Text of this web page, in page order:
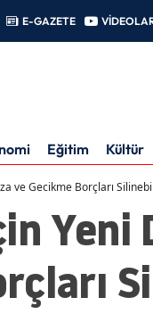
E-GAZETE
Eğitim Kültür
ve Gecikme Borçları
Yeni